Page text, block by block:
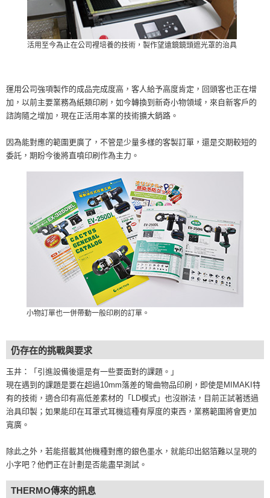
活用至今為止在公司裡培養的技術，製作望遠鏡鏡頭遮光罩的治具
運用公司強項製作的成品完成度高，客人給予高度肯定，回頭客也正在增
加，以前主要業務為紙類印刷，如今轉換到新奇小物領域，來自新客戶的
諮詢隨之增加，現在正活用本業的技術擴大銷路。
因為能對應的範圍更廣了，不管是少量多樣的客製訂單，還是交期較短的
委託，期盼今後將直噴印刷作為主力。
小物訂單也一併帶動一般印刷的訂單。
仍存在的挑戰與要求
玉井：「引進設備後還是有一些要面對的課題。」
現在遇到的課題是要在超過10mm落差的彎曲物品印刷，即使是MIMAKI特
有的技術，適合印有高低差素材的「LD模式」也沒辦法，目前正試著透過
治具印製；如果能印在耳罩式耳機這種有厚度的東西，業務範圍將會更加
寬廣。
除此之外，若能搭載其他機種對應的銀色墨水，就能印出鋁箔難以呈現的
小字吧？他們正在計劃是否能盡早測試。
THERMO傳來的訊息